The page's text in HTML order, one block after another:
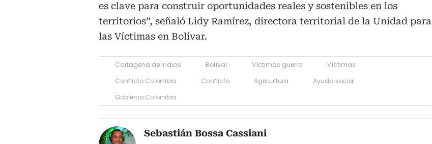
es clave para construir oportunidades reales y sostenibles en los
territorios”, señaló Lidy Ramírez, directora territorial de la Unidad para
las Víctimas en Bolívar.
Cartagena de Indias Bolívar Víctimas guerra
Víctimas
Conflicto Colombia
Conflicto Agricultura
Ayuda social
Gobierno Colombia
Sebastián Bossa Cassiani